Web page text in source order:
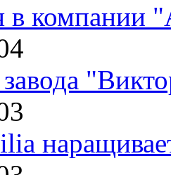
в компании